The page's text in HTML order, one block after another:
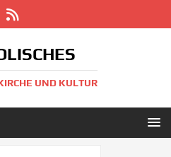
UND KULTUR